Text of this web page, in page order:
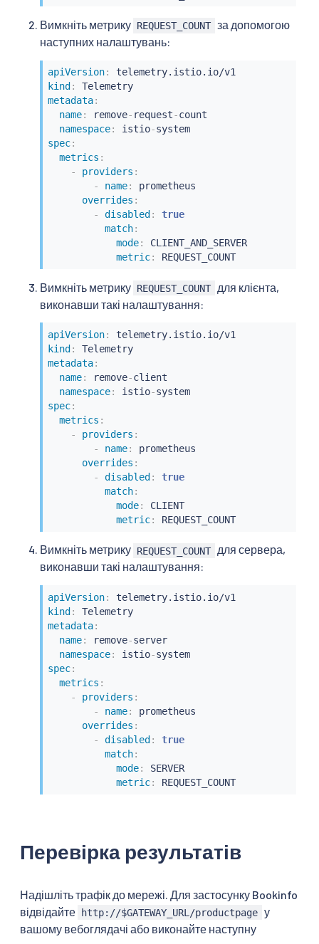
Вимкніть метрику REQUEST_COUNT за допомогою
наступних налаштувань:
apiVersion:
telemetry.istio.io/v1
kind :
Telemetry
metadata:
name: remove- request-count
namespace: istio-
system
spec:
metrics :
-
providers :
-
name:
prometheus
overrides :
-
disabled :
true
match:
mode:
CLIENT_AND_SERVER
metric: REQUEST_COUNT
Вимкніть метрику REQUEST_COUNT
для клієнта,
виконавши такі налаштування:
apiVersion:
kind :
Telemetry
metadata:
name: remove-client
namespace: istio-
system
spec:
metrics :
-
providers :
-
name:
prometheus
overrides :
-
disabled :
true
match:
mode:
CLIENT
metric: REQUEST_COUNT
Вимкніть метрику REQUEST_COUNT
для сервера,
виконавши такі налаштування:
apiVersion:
kind :
Telemetry
metadata:
name: remove-server
namespace: istio-
system
spec:
metrics :
-
providers :
-
name:
prometheus
overrides :
-
disabled :
true
match:
mode:
SERVER
metric: REQUEST_COUNT
Перевірка результатів
Надішліть трафік до мережі. Для застосунку Bookinfo
відвідайте
http://$GATEWAY_URL/productpage у
вашому вебоглядачі або виконайте наступну